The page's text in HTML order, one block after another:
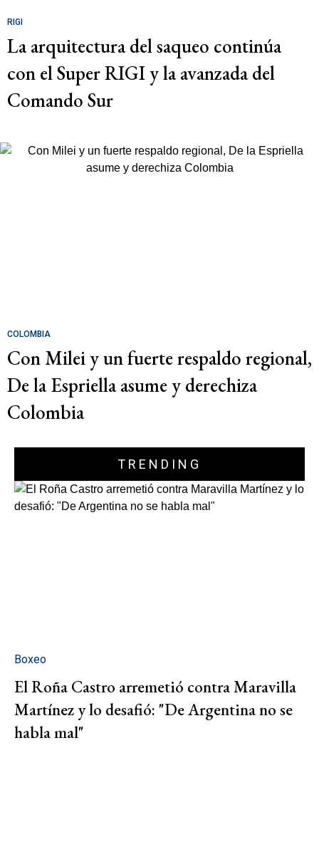
RIGI
La arquitectura del saqueo continúa
con el Super RIGI y la avanzada del
Comando Sur
COLOMBIA
Con Milei y un fuerte respaldo regional,
De la Espriella asume y derechiza
Colombia
TRENDING
Boxeo
El Roña Castro arremetió contra Maravilla
Martínez y lo desafió: "De Argentina no se
habla mal"